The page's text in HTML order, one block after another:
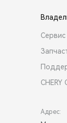
Сервис
CHERY
Адрес: